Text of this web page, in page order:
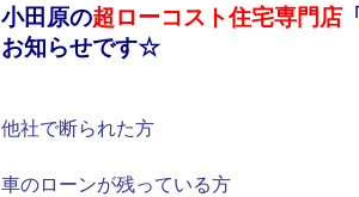
小田原の超ローコスト住宅専門店
お知らせです☆
他社で断られた方
車のローンが残っている方